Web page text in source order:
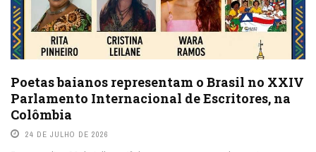
Poetas baianos representam o Brasil no XXIV
Parlamento Internacional de Escritores, na
Colômbia
24 DE JULHO DE 2026